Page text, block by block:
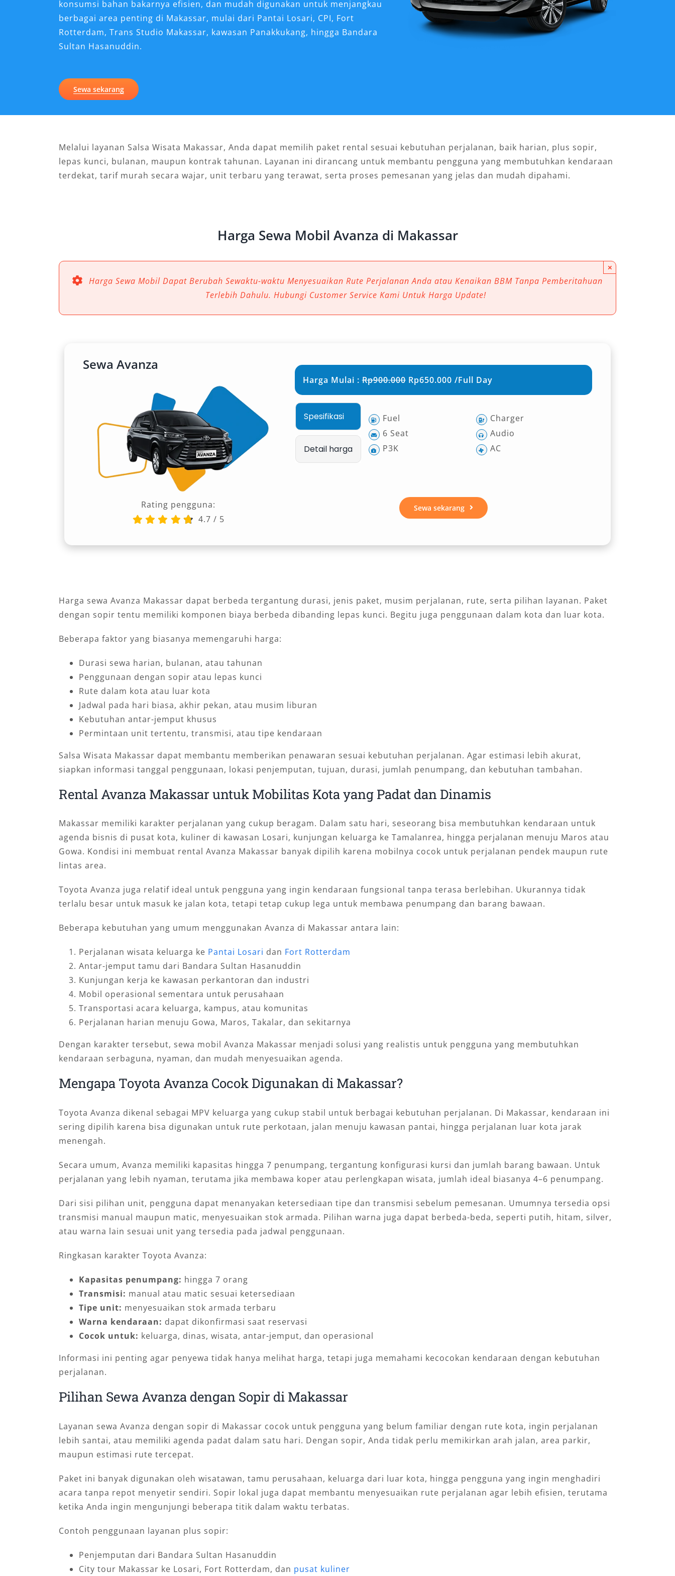
konsumsi bahan bakarnya efisien, dan mudah digunakan untuk menjangkau
berbagai area penting di Makassar, mulai dari Pantai Losari, CPI, Fort
Rotterdam, Trans Studio Makassar, kawasan Panakkukang, hingga Bandara
Sultan Hasanuddin.
Sewa sekarang
Melalui layanan Salsa Wisata Makassar, Anda dapat memilih paket rental sesuai kebutuhan perjalanan, baik harian, plus sopir,
lepas kunci, bulanan, maupun kontrak tahunan. Layanan ini dirancang untuk membantu pengguna yang membutuhkan kendaraan
terdekat, tarif murah secara wajar, unit terbaru yang terawat, serta proses pemesanan yang jelas dan mudah dipahami.
Harga Sewa Mobil Avanza di Makassar
Harga Sewa Mobil Dapat Berubah Sewaktu-waktu Menyesuaikan Rute Perjalanan Anda atau Kenaikan BBM Tanpa Pemberitahuan
Terlebih Dahulu. Hubungi Customer Service Kami Untuk Harga Update!
×
Sewa Avanza
Rating pengguna:
4.7 / 5
Harga Mulai :Rp900.000Rp650.000 /Full Day
Spesifikasi
Detail harga
Fuel
6 Seat
P3K
Charger
Audio
AC
Sewa sekarang
Harga sewa Avanza Makassar dapat berbeda tergantung durasi, jenis paket, musim perjalanan, rute, serta pilihan layanan. Paket
dengan sopir tentu memiliki komponen biaya berbeda dibanding lepas kunci. Begitu juga penggunaan dalam kota dan luar kota.
Beberapa faktor yang biasanya memengaruhi harga:
Durasi sewa harian, bulanan, atau tahunan
Penggunaan dengan sopir atau lepas kunci
Rute dalam kota atau luar kota
Jadwal pada hari biasa, akhir pekan, atau musim liburan
Kebutuhan antar-jemput khusus
Permintaan unit tertentu, transmisi, atau tipe kendaraan
Salsa Wisata Makassar dapat membantu memberikan penawaran sesuai kebutuhan perjalanan. Agar estimasi lebih akurat,
siapkan informasi tanggal penggunaan, lokasi penjemputan, tujuan, durasi, jumlah penumpang, dan kebutuhan tambahan.
Rental Avanza Makassar untuk Mobilitas Kota yang Padat dan Dinamis
Makassar memiliki karakter perjalanan yang cukup beragam. Dalam satu hari, seseorang bisa membutuhkan kendaraan untuk
agenda bisnis di pusat kota, kuliner di kawasan Losari, kunjungan keluarga ke Tamalanrea, hingga perjalanan menuju Maros atau
Gowa. Kondisi ini membuat rental Avanza Makassar banyak dipilih karena mobilnya cocok untuk perjalanan pendek maupun rute
lintas area.
Toyota Avanza juga relatif ideal untuk pengguna yang ingin kendaraan fungsional tanpa terasa berlebihan. Ukurannya tidak
terlalu besar untuk masuk ke jalan kota, tetapi tetap cukup lega untuk membawa penumpang dan barang bawaan.
Beberapa kebutuhan yang umum menggunakan Avanza di Makassar antara lain:
Perjalanan wisata keluarga ke Pantai Losari dan Fort Rotterdam
Antar-jemput tamu dari Bandara Sultan Hasanuddin
Kunjungan kerja ke kawasan perkantoran dan industri
Mobil operasional sementara untuk perusahaan
Transportasi acara keluarga, kampus, atau komunitas
Perjalanan harian menuju Gowa, Maros, Takalar, dan sekitarnya
Dengan karakter tersebut, sewa mobil Avanza Makassar menjadi solusi yang realistis untuk pengguna yang membutuhkan
kendaraan serbaguna, nyaman, dan mudah menyesuaikan agenda.
Mengapa Toyota Avanza Cocok Digunakan di Makassar?
Toyota Avanza dikenal sebagai MPV keluarga yang cukup stabil untuk berbagai kebutuhan perjalanan. Di Makassar, kendaraan ini
sering dipilih karena bisa digunakan untuk rute perkotaan, jalan menuju kawasan pantai, hingga perjalanan luar kota jarak
menengah.
Secara umum, Avanza memiliki kapasitas hingga 7 penumpang, tergantung konfigurasi kursi dan jumlah barang bawaan. Untuk
perjalanan yang lebih nyaman, terutama jika membawa koper atau perlengkapan wisata, jumlah ideal biasanya 4–6 penumpang.
Dari sisi pilihan unit, pengguna dapat menanyakan ketersediaan tipe dan transmisi sebelum pemesanan. Umumnya tersedia opsi
transmisi manual maupun matic, menyesuaikan stok armada. Pilihan warna juga dapat berbeda-beda, seperti putih, hitam, silver,
atau warna lain sesuai unit yang tersedia pada jadwal penggunaan.
Ringkasan karakter Toyota Avanza:
Kapasitas penumpang: hingga 7 orang
Transmisi: manual atau matic sesuai ketersediaan
Tipe unit: menyesuaikan stok armada terbaru
Warna kendaraan: dapat dikonfirmasi saat reservasi
Cocok untuk: keluarga, dinas, wisata, antar-jemput, dan operasional
Informasi ini penting agar penyewa tidak hanya melihat harga, tetapi juga memahami kecocokan kendaraan dengan kebutuhan
perjalanan.
Pilihan Sewa Avanza dengan Sopir di Makassar
Layanan sewa Avanza dengan sopir di Makassar cocok untuk pengguna yang belum familiar dengan rute kota, ingin perjalanan
lebih santai, atau memiliki agenda padat dalam satu hari. Dengan sopir, Anda tidak perlu memikirkan arah jalan, area parkir,
maupun estimasi rute tercepat.
Paket ini banyak digunakan oleh wisatawan, tamu perusahaan, keluarga dari luar kota, hingga pengguna yang ingin menghadiri
acara tanpa repot menyetir sendiri. Sopir lokal juga dapat membantu menyesuaikan rute perjalanan agar lebih efisien, terutama
ketika Anda ingin mengunjungi beberapa titik dalam waktu terbatas.
Contoh penggunaan layanan plus sopir:
Penjemputan dari Bandara Sultan Hasanuddin
City tour Makassar ke Losari, Fort Rotterdam, dan pusat kuliner